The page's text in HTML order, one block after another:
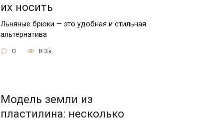
их носить
Льняные брюки — это удобная и стильная
альтернатива
0 8.3к.
Модель земли из
пластилина: несколько